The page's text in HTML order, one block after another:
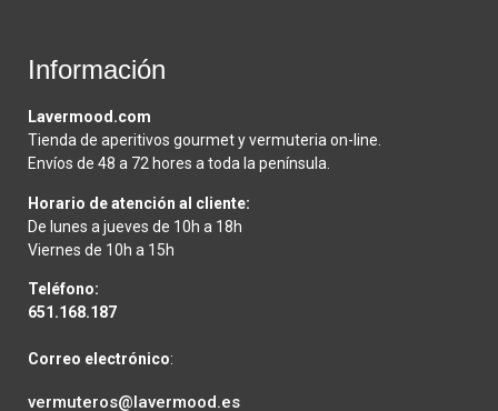
Información
Lavermood.com
Tienda de aperitivos gourmet y vermuteria on-line.
Envíos de 48 a 72 hores a toda la península.
Horario de atención al cliente:
De lunes a jueves de 10h a 18h
Viernes de 10h a 15h
Teléfono:
651.168.187
Correo electrónico:
vermuteros@lavermood.es